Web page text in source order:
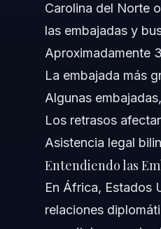
Preguntas
¿Cuántas
¿Ha cerrado
¿Cuál es el país
¿Cómo afectan
Carolina del Norte
las embajadas y
Aproximadamente
La embajada más
Algunas
Los retrasos
Asistencia legal
Entendiendo las
En África, Estados
relaciones